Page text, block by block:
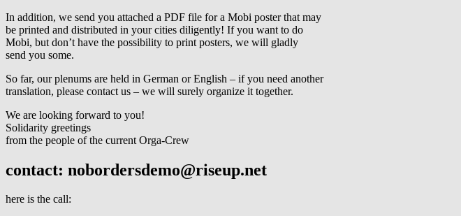
In addition, we send you attached a PDF file for a Mobi poster that may
be printed and distributed in your cities diligently! If you want to do
Mobi, but don’t have the possibility to print posters, we will gladly
send you some.
So far, our plenums are held in German or English – if you need another
translation, please contact us – we will surely organize it together.
We are looking forward to you!
Solidarity greetings
from the people of the current Orga-Crew
contact: nobordersdemo@riseup.net
here is the call: